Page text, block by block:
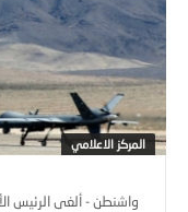
المركز الاعلامي
واشنطن - ألغى الرئيس